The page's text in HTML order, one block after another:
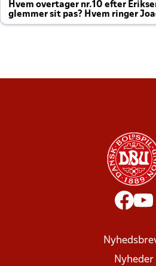
Hvem overtager nr.10 efter
glemmer sit pas? Hvem ringer
altid til efter kampe?
Nyheder